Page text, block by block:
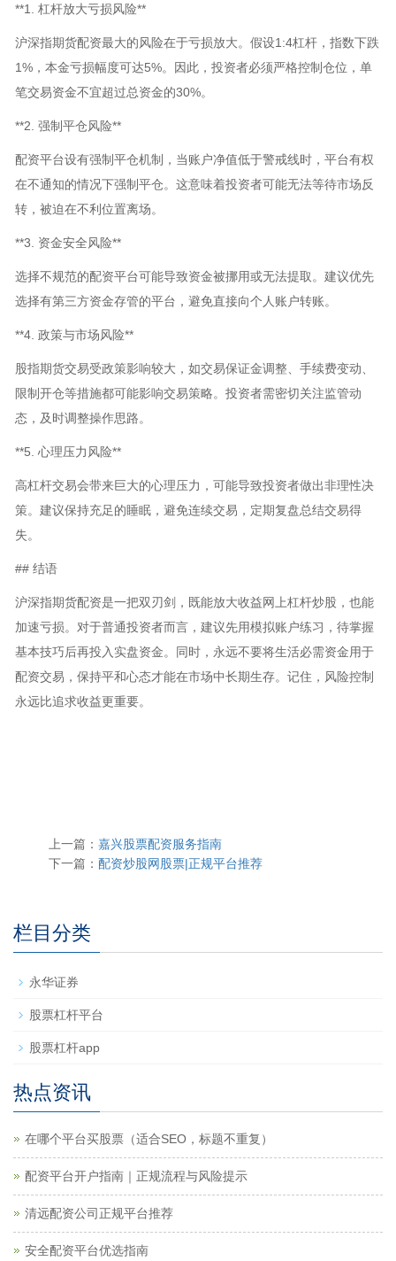
**1. 杠杆放大亏损风险**
沪深指期货配资最大的风险在于亏损放大。假设1:4杠杆，指数下跌
1%，本金亏损幅度可达5%。因此，投资者必须严格控制仓位，单
笔交易资金不宜超过总资金的30%。
**2. 强制平仓风险**
配资平台设有强制平仓机制，当账户净值低于警戒线时，平台有权
在不通知的情况下强制平仓。这意味着投资者可能无法等待市场反
转，被迫在不利位置离场。
**3. 资金安全风险**
选择不规范的配资平台可能导致资金被挪用或无法提取。建议优先
选择有第三方资金存管的平台，避免直接向个人账户转账。
**4. 政策与市场风险**
股指期货交易受政策影响较大，如交易保证金调整、手续费变动、
限制开仓等措施都可能影响交易策略。投资者需密切关注监管动
态，及时调整操作思路。
**5. 心理压力风险**
高杠杆交易会带来巨大的心理压力，可能导致投资者做出非理性决
策。建议保持充足的睡眠，避免连续交易，定期复盘总结交易得
失。
## 结语
沪深指期货配资是一把双刃剑，既能放大收益网上杠杆炒股，也能
加速亏损。对于普通投资者而言，建议先用模拟账户练习，待掌握
基本技巧后再投入实盘资金。同时，永远不要将生活必需资金用于
配资交易，保持平和心态才能在市场中长期生存。记住，风险控制
永远比追求收益更重要。
上一篇： 嘉兴股票配资服务指南
下一篇： 配资炒股网股票|正规平台推荐
栏目分类
永华证券
股票杠杆平台
股票杠杆app
热点资讯
在哪个平台买股票（适合SEO，标题不重复）
配资平台开户指南｜正规流程与风险提示
清远配资公司正规平台推荐
安全配资平台优选指南